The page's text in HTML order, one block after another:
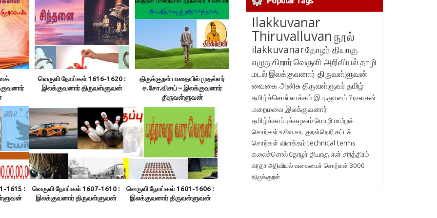
வெருளி நோய்கள் 1616-1620 :
இலக்குவனார் திருவள்ளுவன்
திருக்குறள் பாதையில் முதல்வர்
ச.சோ.விசய் – இலக்குவனார்
திருவள்ளுவன்
1615 :
வெருளி நோய்கள் 1607-1610 :
இலக்குவனார் திருவள்ளுவன்
வெருளி நோய்கள் 1601-1606 :
இலக்குவனார் திருவள்ளுவன்
Ilakkuvanar
Thiruvalluvanநூல்
ilakkuvanarதோழர் தியாகு
எழுதுகிறார்வெருளி அறிவியல்தாழி
மடல்இலக்குவனார் திருவள்ளுவன்
வைகை அனிசுதிருவள்ளுவர்தமிழ்
தமிழ்ச்சொல்லாக்கம் இ.பு.ஞானப்பிரகாசன்
மறைமலை இலக்குவனார்
தமிழ்க்காப்புக்கழகம் மொழி மாற்றச்
சொற்கள்உ.வே.சா. குறள்நெறி சட்டச்
சொற்கள் விளக்கம்technical terms
கலைச்சொல்தோழர் தியாகுஎன் சரித்திரம்
சுரதாஅறிவியல் வகைமைச் சொற்கள் 3000
திருக்குறள்